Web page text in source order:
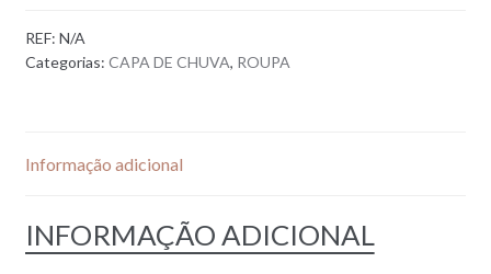
CHUVA
I
REF: N/A
Categorias: CAPA DE CHUVA, ROUPA
Informação adicional
INFORMAÇÃO ADICIONAL